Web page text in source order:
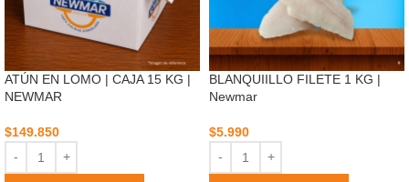
ATÚN EN LOMO | CAJA 15 KG |
NEWMAR
$149.850
BLANQUIILLO FILETE 1 KG |
Newmar
$5.990